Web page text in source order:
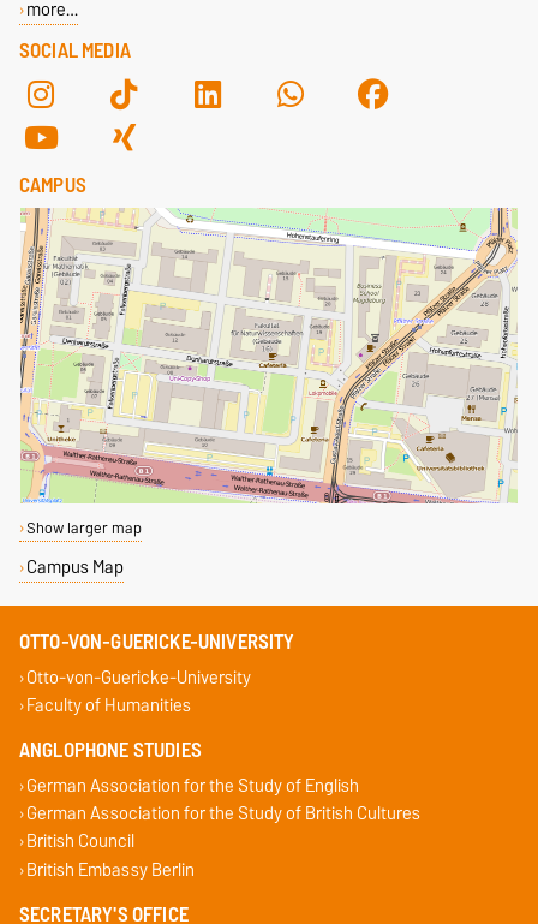
SOCIAL MEDIA
more…
CAMPUS
Show larger map
Campus Map
OTTO-VON-GUERICKE-UNIVERSITY
Otto-von-Guericke-University
Faculty of Humanities
ANGLOPHONE STUDIES
German Association for the Study of English
German Association for the Study of British Cultures
British Council
British Embassy Berlin
SECRETARY'S OFFICE